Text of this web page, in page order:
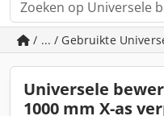
/ ... / Gebruikte
Universele
1000 mm X-as